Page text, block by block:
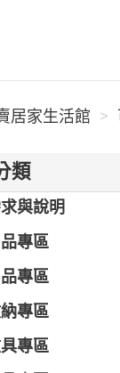
生活館
居家生活館
類
與說明
專區
專區
專區
專區